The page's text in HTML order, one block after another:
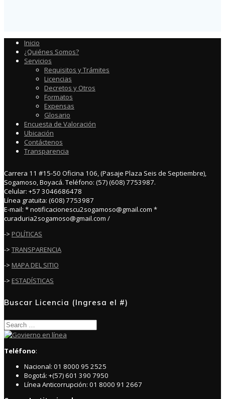
Inicio
¿Quiénes Somos?
Servicios
Requisitos y Trámites
Licencias
Decretos y Otros
Formatos
Expensas
Glosario
Encuesta de Valoración
Ubicación
Contáctenos
Transparencia
Carrera 11 #15-50 Oficina 106, (Pasaje Plaza Seis de Septiembre),
Sogamoso, Boyacá. Teléfono: (57) (608) 7753987.
Celular: +57 3046686478
Línea gratuita: (608) 7753987
E-mail: * notificacionescu2sogamoso@gmail.com *
curaduria2sogamoso@gmail.com /
-> POLÍTICAS
-> TRANSPARENCIA
-> MAPA DEL SITIO
-> ESTADÍSTICAS
Buscar Licencia (Ingresa el #)
Search
for:
Teléfono:
Nacional: 01 8000 95 2525
Bogotá: +(57) 601 390 7950
Línea Anticorrupción: 01 8000 91 2667